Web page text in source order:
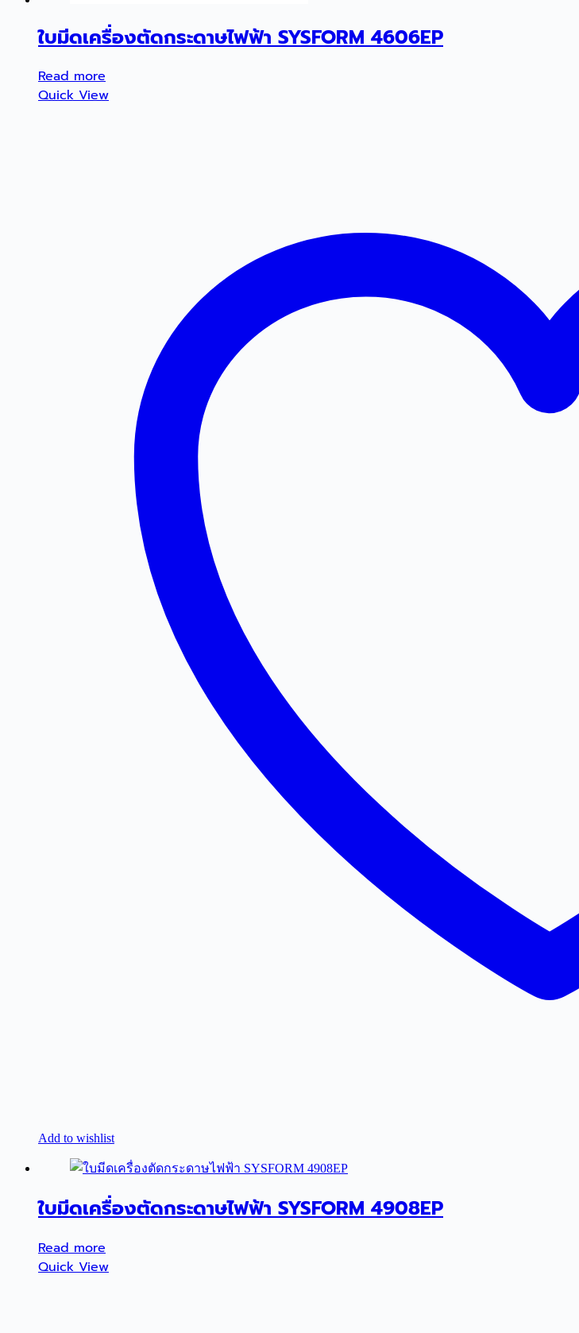
ใบมีดเครื่องตัดกระดาษไฟฟ้า SYSFORM 4606EP
Read more
Quick View
Add to wishlist
ใบมีดเครื่องตัดกระดาษไฟฟ้า SYSFORM 4908EP
Read more
Quick View